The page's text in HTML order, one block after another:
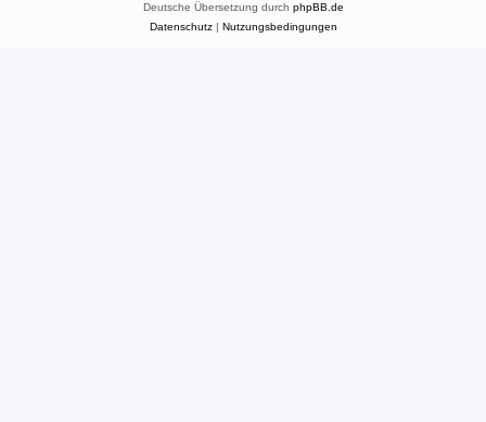
Deutsche Übersetzung durch phpBB.de
Datenschutz| Nutzungsbedingungen